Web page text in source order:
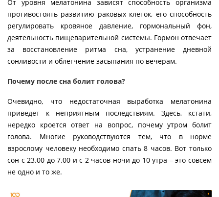
От уровня мелатонина зависят способность организма
противостоять развитию раковых клеток, его способность
регулировать кровяное давление, гормональный фон,
деятельность пищеварительной системы. Гормон отвечает
за восстановление ритма сна, устранение дневной
сонливости и облегчение засыпания по вечерам.
Почему после сна болит голова?
Очевидно, что недостаточная выработка мелатонина
приведет к неприятным последствиям. Здесь, кстати,
нередко кроется ответ на вопрос, почему утром болит
голова. Многие руководствуются тем, что в норме
взрослому человеку необходимо спать 8 часов. Вот только
сон с 23.00 до 7.00 и с 2 часов ночи до 10 утра – это совсем
не одно и то же.